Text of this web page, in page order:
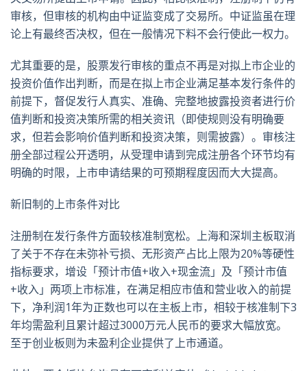
审核，但审核的机构由中证监变成了交易所。中证监虽在理
论上有最终否决权，但在一般情况下料不会行使此一权力。
尤其重要的是，股票发行审核的重点不再是对拟上市企业的
投资价值作出判断，而是在拟上市企业满足基本发行条件的
前提下，督促发行人真实、准确、完整地披露投资者进行价
值判断和投资决策所需的相关资讯（即使规则没有明确要
求，但若会影响价值判断和投资决策，则需披露）。审核注
册全部过程公开透明，从受理申请到完成注册各个环节均有
明确的时限，上市申请结果的可预期程度因而大大提高。
新旧制的上市条件对比
注册制在发行条件方面较核准制宽松。上海和深圳主板取消
了关于不存在未弥补亏损、无形资产占比上限为20%等硬性
指标要求，增设「预计市值+收入+现金流」及「预计市值
+收入」两项上市标准，在满足相应市值和营业收入的前提
下，净利润1年为正数也可以在主板上市，相较于核准制下3
年均需盈利且累计超过3000万元人民币的要求大幅放宽。
至于创业板则为未盈利企业提供了上市通道。